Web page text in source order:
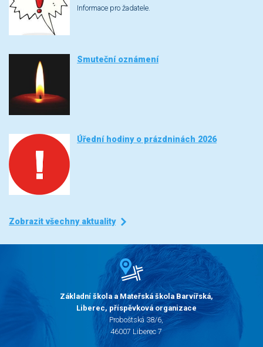
Informace pro žadatele.
Smuteční oznámení
Úřední hodiny o prázdninách 2026
Zobrazit všechny aktuality
Základní škola a Mateřská škola Barvířská,
Liberec, příspěvková organizace
Proboštská 38/6,
46007 Liberec 7